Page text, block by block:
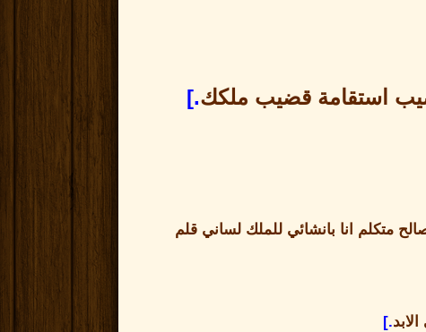
استقامة قضيب ملكك.]
متكلم انا بانشائي للملك لساني قلم
.]